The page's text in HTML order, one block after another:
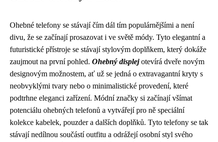
Ohebné telefony se stávají čím dál tím populárnějšími a není
divu, že se začínají prosazovat i ve světě módy. Tyto elegantní a
futuristické přístroje se stávají stylovým doplňkem, který dokáže
zaujmout na první pohled. Ohebný displejotevírá dveře novým
designovým možnostem, ať už se jedná o extravagantní kryty s
neobvyklými tvary nebo o minimalistické provedení, které
podtrhne eleganci zařízení. Módní značky si začínají všímat
potenciálu ohebných telefonů a vytvářejí pro ně speciální
kolekce kabelek, pouzder a dalších doplňků. Tyto telefony se tak
stávají nedílnou součástí outfitu a odrážejí osobní styl svého